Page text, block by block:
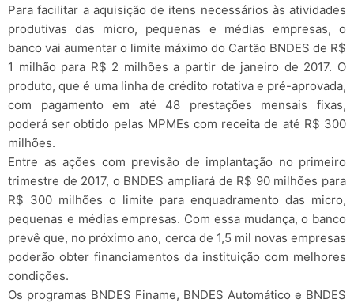
Para facilitar a aquisição de itens necessários às atividades
produtivas das micro, pequenas e médias empresas, o
banco vai aumentar o limite máximo do Cartão BNDES de R$
1 milhão para R$ 2 milhões a partir de janeiro de 2017. O
produto, que é uma linha de crédito rotativa e pré-aprovada,
com pagamento em até 48 prestações mensais fixas,
poderá ser obtido pelas MPMEs com receita de até R$ 300
milhões.
Entre as ações com previsão de implantação no primeiro
trimestre de 2017, o BNDES ampliará de R$ 90 milhões para
R$ 300 milhões o limite para enquadramento das micro,
pequenas e médias empresas. Com essa mudança, o banco
prevê que, no próximo ano, cerca de 1,5 mil novas empresas
poderão obter financiamentos da instituição com melhores
condições.
Os programas BNDES Finame, BNDES Automático e BNDES